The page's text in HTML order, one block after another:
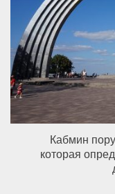
Кабмин
которая